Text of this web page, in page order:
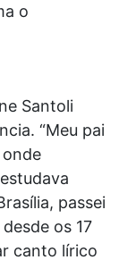
o
Santoli
“Meu pai
onde
passei
os 17
canto lírico